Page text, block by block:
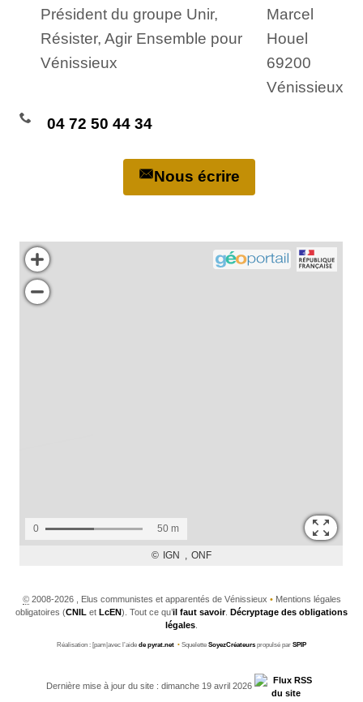
Président du groupe Unir,
Résister, Agir Ensemble pour
Vénissieux
Marcel
Houel
69200
Vénissieux
04 72 50 44 34
Nous écrire
©2008-2026 , Elus communistes et apparentés de Vénissieux •Mentions légales
obligatoires (CNIL et LcEN). Tout ce qu’il faut savoir. Décryptage des obligations
légales
Réalisation : [pam|avec l’aide de pyrat.net • Squelette SoyezCréateurs propulsé par SPIP
Dernière mise à jour du site : dimanche 19 avril 2026